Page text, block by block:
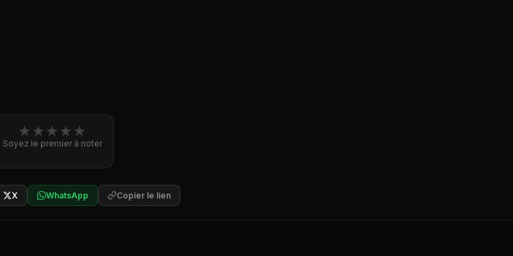
★★★★★
Soyez le premier à noter
X WhatsApp Copier le lien